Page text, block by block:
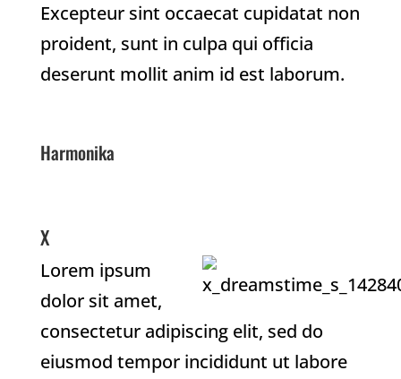
Excepteur sint occaecat cupidatat non
proident, sunt in culpa qui officia
deserunt mollit anim id est laborum.
Harmonika
X
Lorem ipsum
dolor sit amet,
consectetur adipiscing elit, sed do
eiusmod tempor incididunt ut labore